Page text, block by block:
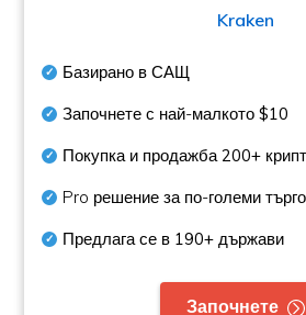
Kraken
Базирано в САЩ
Започнете с най-малкото$10
Покупка и продажба200+
Pro решение за по-големи
Предлага се в 190+ държави
Започнете